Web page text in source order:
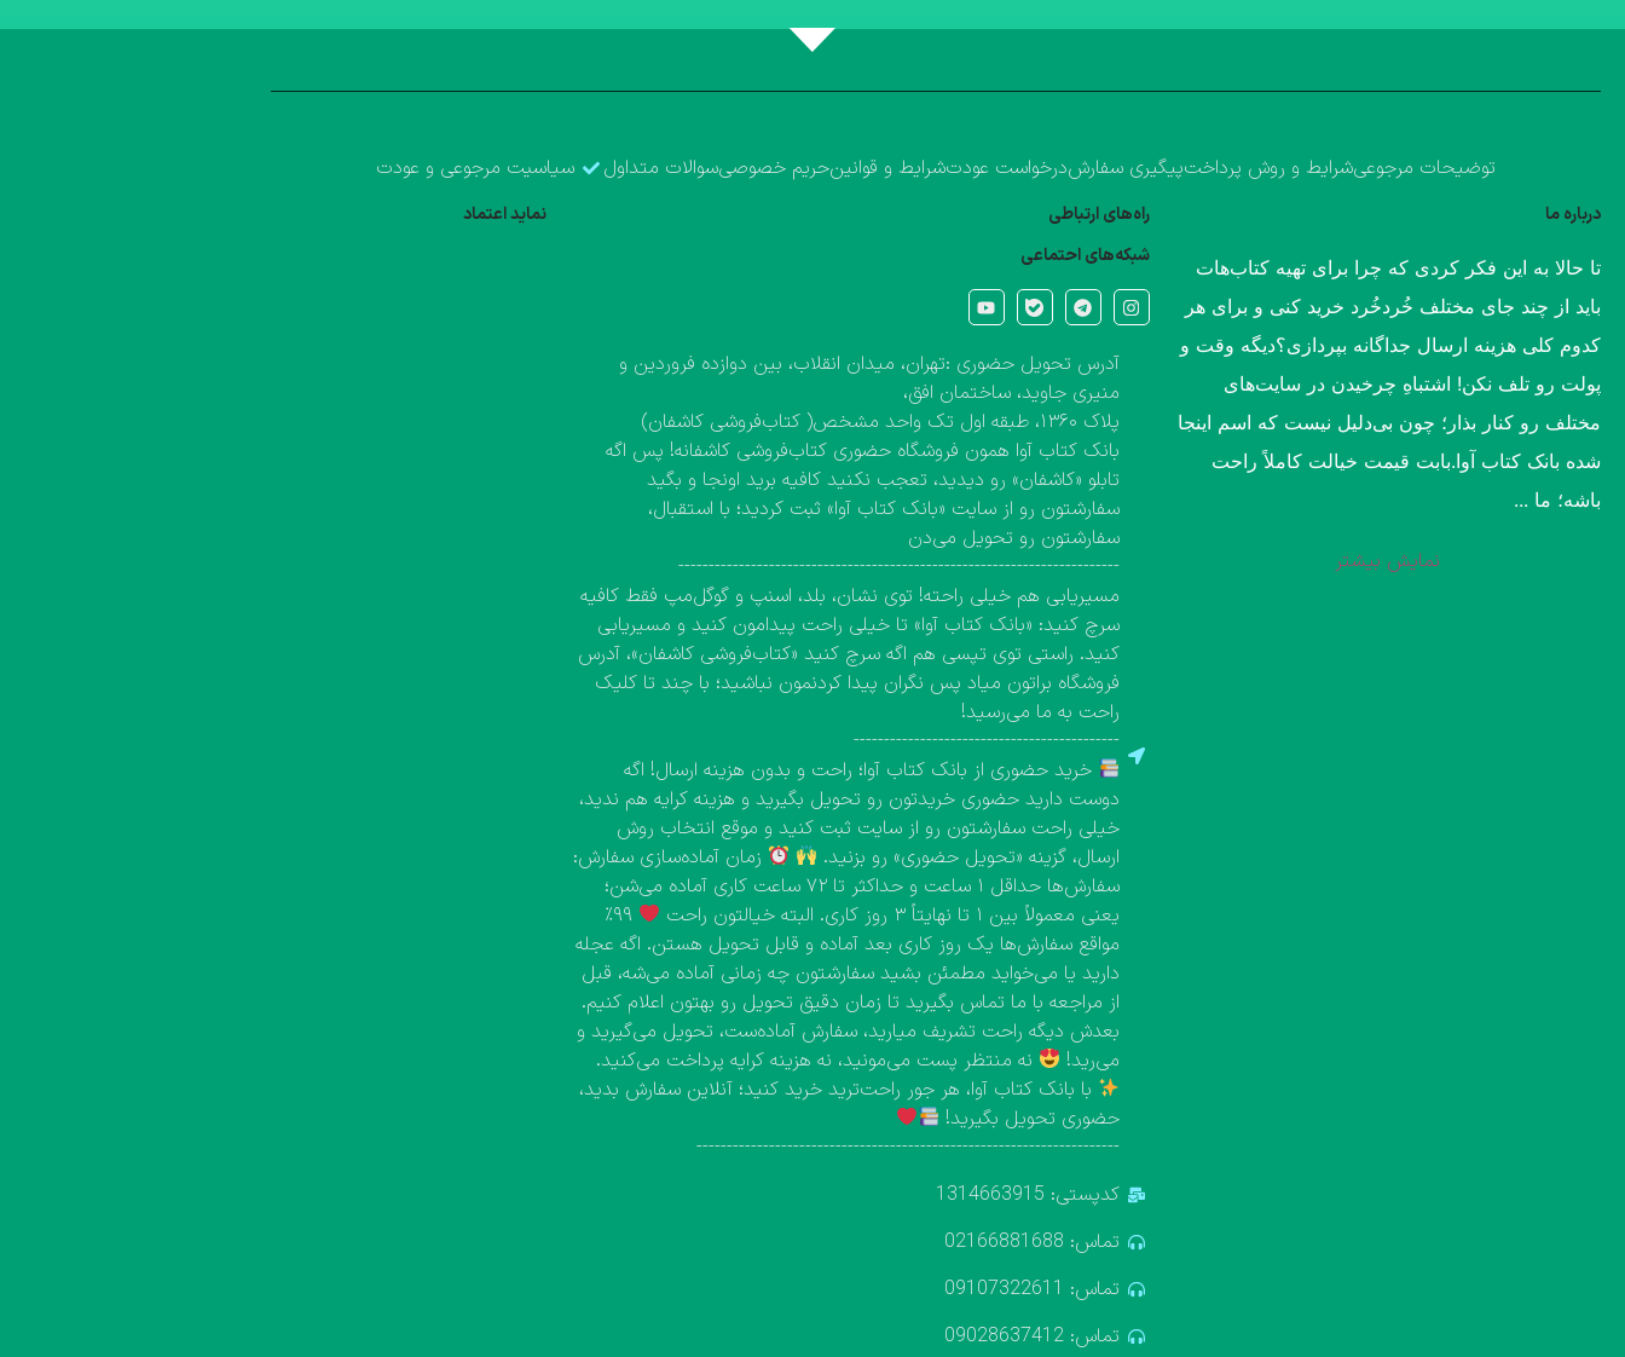
توضیحات مرجوعیشرایط و روش پرداختپیگیری سفارشدرخواست عودتشرایط و قوانینحریم خصوصیسوالات متداول سیاسیت مرجوعی و عودت
درباره ما
​تا حالا به این فکر کردی که چرا برای تهیه کتاب‌هات
باید از چند جای مختلف خُردخُرد خرید کنی و برای هر
کدوم کلی هزینه ارسال جداگانه بپردازی؟​دیگه وقت و
پولت رو تلف نکن! اشتباهِ چرخیدن در سایت‌های
مختلف رو کنار بذار؛ چون بی‌دلیل نیست که اسم اینجا
شده بانک کتاب آوا.​بابت قیمت خیالت کاملاً راحت
باشه؛ ما ...
نمایش بیشتر
راه‌های ارتباطی
شبکه‌های احتماعی
آدرس تحویل حضوری :تهران، میدان انقلاب، بین دوازده فروردین و
منیری جاوید، ساختمان افق،
پلاک ۱۳۶۰، طبقه اول تک واحد مشخص( کتاب‌فروشی کاشفان)
بانک کتاب آوا همون فروشگاه حضوری کتاب‌فروشی کاشفانه! پس اگه
تابلو «کاشفان» رو دیدید، تعجب نکنید کافیه برید اونجا و بگید
سفارشتون رو از سایت «بانک کتاب آوا» ثبت کردید؛ با استقبال،
سفارشتون رو تحویل می‌دن
-------------------------------------------------------------------------
مسیریابی هم خیلی راحته! توی نشان، بلد، اسنپ و گوگل‌مپ فقط کافیه
سرچ کنید: «بانک کتاب آوا» تا خیلی راحت پیدامون کنید و مسیریابی
کنید. راستی توی تپسی هم اگه سرچ کنید «کتاب‌فروشی کاشفان»، آدرس
فروشگاه براتون میاد پس نگران پیدا کردنمون نباشید؛ با چند تا کلیک
راحت به ما می‌رسید!
--------------------------------------------
خرید حضوری از بانک کتاب آوا؛ راحت و بدون هزینه ارسال! اگه
دوست دارید حضوری خریدتون رو تحویل بگیرید و هزینه کرایه هم ندید،
خیلی راحت سفارشتون رو از سایت ثبت کنید و موقع انتخاب روش
ارسال، گزینه «تحویل حضوری» رو بزنید.
زمان آماده‌سازی سفارش:
سفارش‌ها حداقل ۱ ساعت و حداکثر تا ۷۲ ساعت کاری آماده می‌شن؛
یعنی معمولاً بین ۱ تا نهایتاً ۳ روز کاری. البته خیالتون راحت
۹۹٪
مواقع سفارش‌ها یک روز کاری بعد آماده و قابل تحویل هستن. اگه عجله
دارید یا می‌خواید مطمئن بشید سفارشتون چه زمانی آماده می‌شه، قبل
از مراجعه با ما تماس بگیرید تا زمان دقیق تحویل رو بهتون اعلام کنیم.
بعدش دیگه راحت تشریف میارید، سفارش آماده‌ست، تحویل می‌گیرید و
می‌رید!
نه منتظر پست می‌مونید، نه هزینه کرایه پرداخت می‌کنید.
با بانک کتاب آوا، هر جور راحت‌ترید خرید کنید؛ آنلاین سفارش بدید،
حضوری تحویل بگیرید!
----------------------------------------------------------------------
کدپستی: 1314663915
تماس: 02166881688
تماس: 09107322611
تماس: 09028637412
نماید اعتماد